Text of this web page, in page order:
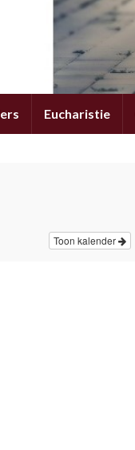
Eucharistie
Toon kalender